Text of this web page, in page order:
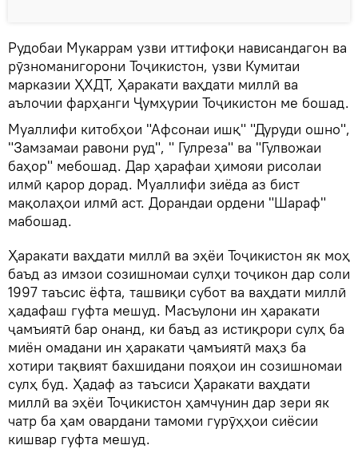
Рудобаи Мукаррам узви иттифоқи нависандагон ва
рӯзноманигорони Тоҷикистон, узви Кумитаи
марказии ҲХДТ, Ҳаракати ваҳдати миллӣ ва
аълочии фарҳанги Ҷумҳурии Тоҷикистон ме бошад.
Муаллифи китобҳои "Афсонаи ишқ" "Дуруди ошно",
"Замзамаи равони руд", " Гулреза" ва "Гулвожаи
баҳор" мебошад. Дар ҳарафаи ҳимояи рисолаи
илмӣ қарор дорад. Муаллифи зиёда аз бист
мақолаҳои илмӣ аст. Дорандаи ордени "Шараф"
мабошад.
Ҳаракати ваҳдати миллӣ ва эҳёи Тоҷикистон як моҳ
баъд аз имзои созишномаи сулҳи тоҷикон дар соли
1997 таъсис ёфта, ташвиқи субот ва ваҳдати миллӣ
ҳадафаш гуфта мешуд. Масъулони ин ҳаракати
ҷамъиятӣ бар онанд, ки баъд аз истиқрори сулҳ ба
миён омадани ин ҳаракати ҷамъиятӣ маҳз ба
хотири тақвият бахшидани пояҳои ин созишномаи
сулҳ буд. Ҳадаф аз таъсиси Ҳаракати ваҳдати
миллӣ ва эҳёи Тоҷикистон ҳамчунин дар зери як
чатр ба ҳам овардани тамоми гурӯҳҳои сиёсии
кишвар гуфта мешуд.